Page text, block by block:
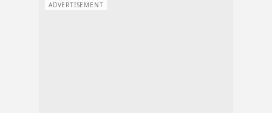
ADVERTISEMENT